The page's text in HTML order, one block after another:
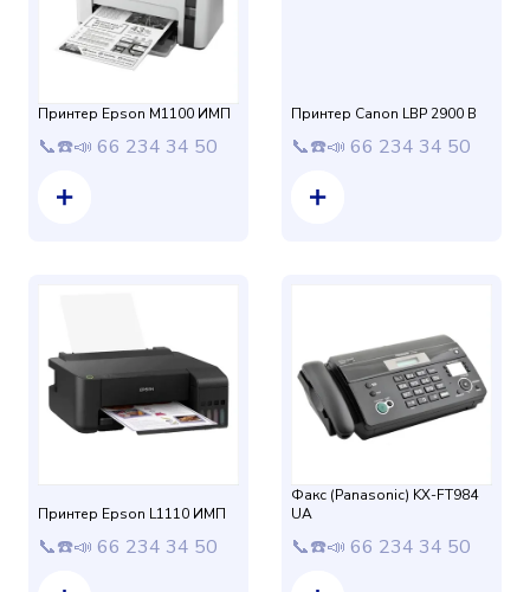
Принтер Epson M1100 ИМП
📞☎️📣 66 234 34 50
Принтер Canon LBP 2900 B
📞☎️📣 66 234 34 50
Принтер Epson L1110 ИМП
📞☎️📣 66 234 34 50
Факс (Panasonic) KX-FT984
UA
📞☎️📣 66 234 34 50